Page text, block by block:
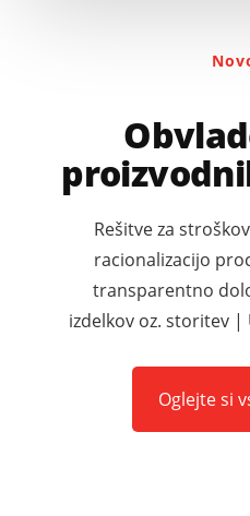
Rešitve za
racionalizacijo
transparentno
izdelkov oz. storitev |
Oglejte si